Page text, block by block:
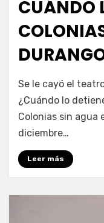
CUÁNDO
por Fernando
Se le cayó el
¿Cuándo lo
Colonias sin agua
diciembre…
Leer más